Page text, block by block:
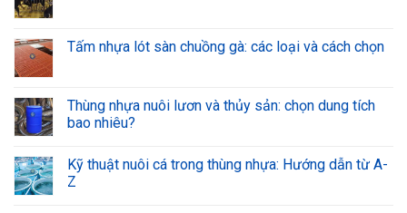
Tấm nhựa lót sàn chuồng gà: các loại và cách chọn
Thùng nhựa nuôi lươn và thủy sản: chọn dung tích
bao nhiêu?
Kỹ thuật nuôi cá trong thùng nhựa: Hướng dẫn từ A-
Z